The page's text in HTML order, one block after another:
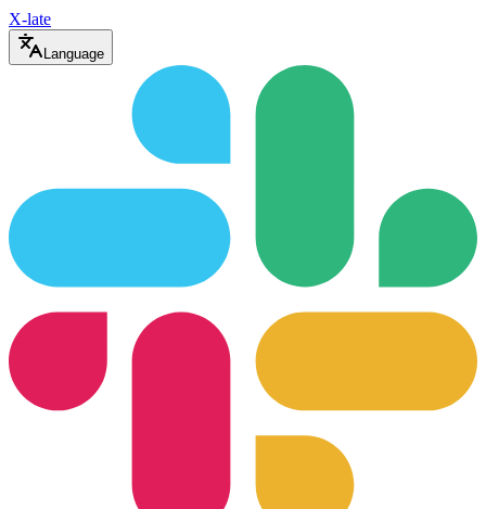
X-late
Language